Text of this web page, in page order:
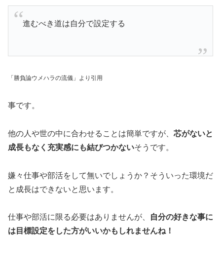
進むべき道は自分で設定する
「勝負論ウメハラの流儀」より引用
事です。
他の人や世の中に合わせることは簡単ですが、 芯がないと
成長もなく充実感にも結びつかないそうです。
嫌々仕事や部活をして無いでしょうか？そういった環境だ
と成長はできないと思います。
仕事や部活に限る必要はありませんが、
自分の好きな事に
は目標設定をした方がいいかもしれませんね！